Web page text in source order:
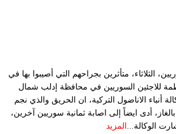
الثلاثاء، متأثرين بجراحهم التي أصيبوا بها في
للاجئين السوريين في محافظة إدلب شمال
الاناضول التركية، ان الحريق والذي نجم
أدى ايضاً إلى اصابة ثمانية سوريين آخرين،
الوكالة... المزيد